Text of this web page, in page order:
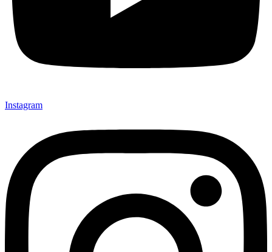
Instagram